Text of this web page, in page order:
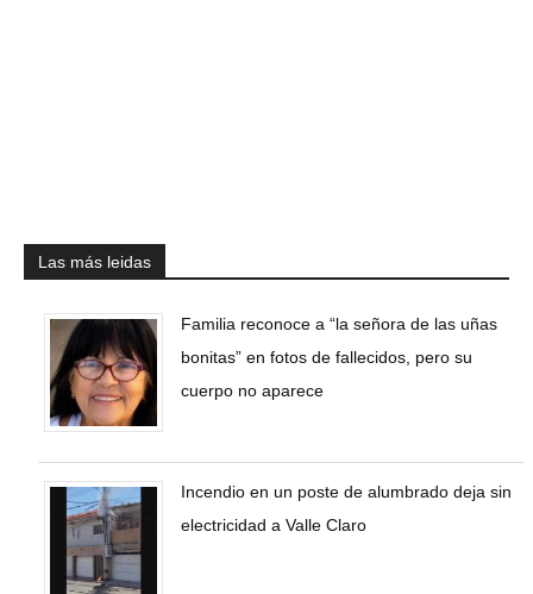
Las más leidas
Familia reconoce a “la señora de las uñas
bonitas” en fotos de fallecidos, pero su
cuerpo no aparece
Incendio en un poste de alumbrado deja sin
electricidad a Valle Claro